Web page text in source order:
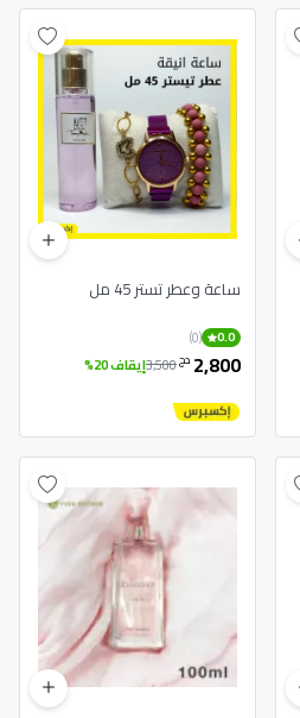
ساعة وعطر تستر 45 مل
0.0
(0)
2,800 دج3,500إيقاف 20%